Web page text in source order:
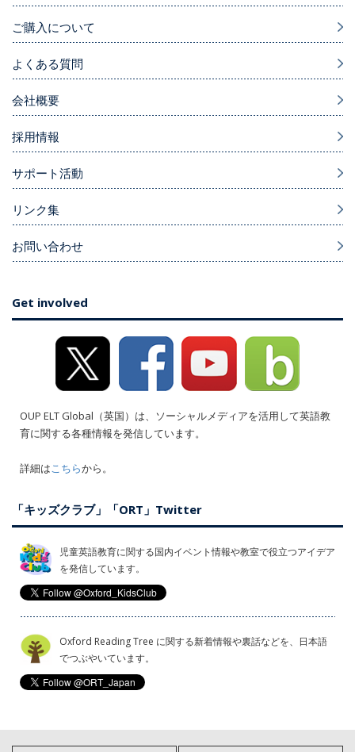
ご購入について
よくある質問
会社概要
採用情報
サポート活動
リンク集
お問い合わせ
Get involved
OUP ELT Global（英国）は、ソーシャルメディアを活用して英語教
育に関する各種情報を発信しています。
詳細はこちらから。
「キッズクラブ」「ORT」Twitter
児童英語教育に関する国内イベント情報や教室で役立つアイデア
を発信しています。
Oxford Reading Tree に関する新着情報や裏話などを、日本語
でつぶやいています。